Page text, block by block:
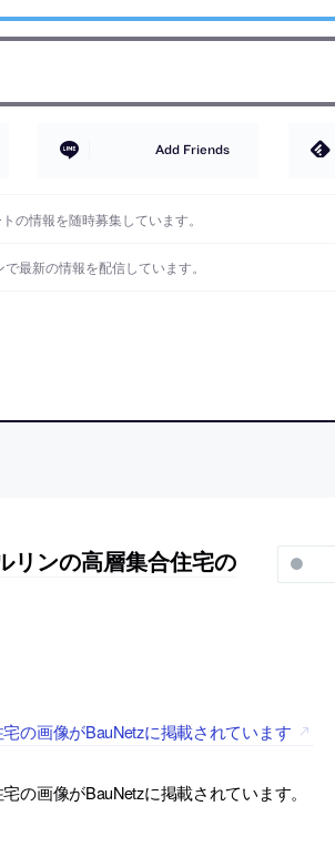
Add Friends
の情報を随時募集しています。
で最新の情報を配信しています。
リンの高層集合住宅の
の画像がBauNetzに掲載されています
画像がBauNetzに掲載されています。